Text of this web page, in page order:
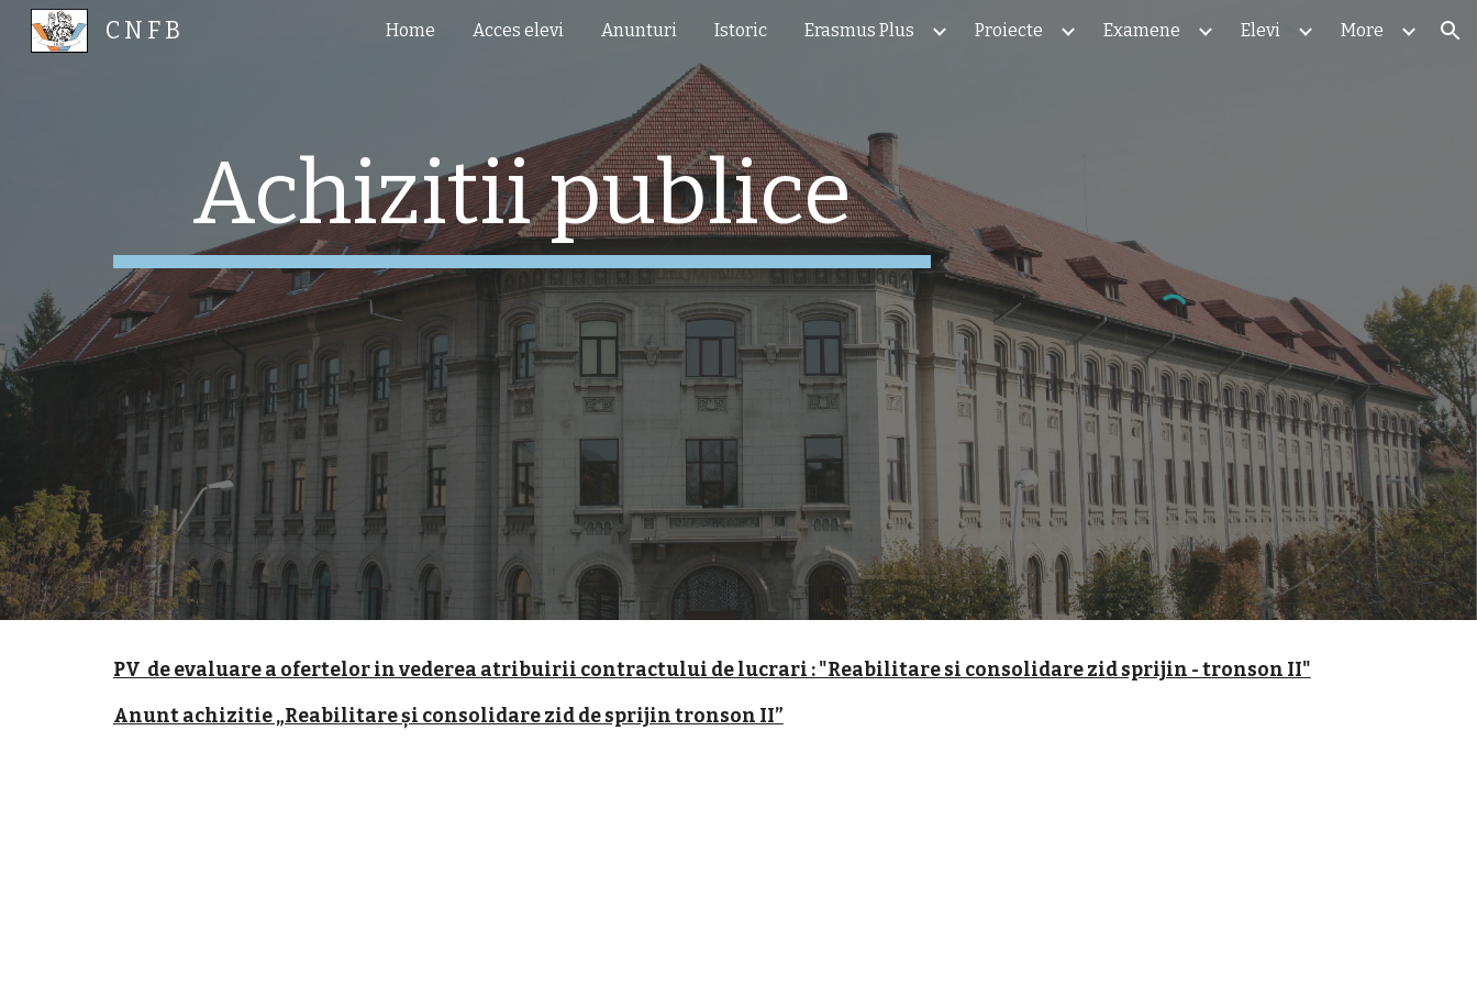
Skip to main content Skip to navigation
C N F B Home Acces elevi Anunturi Istoric Erasmus Plus Proiecte Examene Elevi More
Achizitii publice
PV de evaluare a ofertelor in vederea atribuirii contractului de lucrari : "Reabilitare si consolidare zid sprijin - tronson II"
Anunt achizitie „Reabilitare și consolidare zid de sprijin tronson II”